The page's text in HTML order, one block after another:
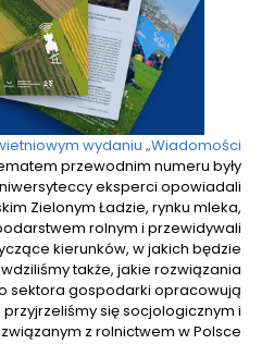
wydaniu „Wiadomości
przewodnim numeru były
eksperci opowiadali
Zielonym Ładzie, rynku mleka,
rolnym i przewidywali
kierunków, w jakich będzie
także, jakie rozwiązania
sektora gospodarki opracowują
się socjologicznym i
z rolnictwem w Polsce